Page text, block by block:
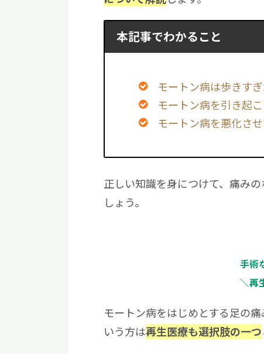
本記事でわかること
モートン病は歩きす
モートン病を引き起
モートン病を悪化さ
正しい知識を身につけて、痛み
しょう。
手術
＼再
モートン病をはじめとする足の
いう方は再生医療も選択肢の一つ